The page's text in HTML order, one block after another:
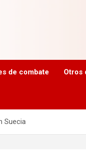
de combate Otros
Suecia